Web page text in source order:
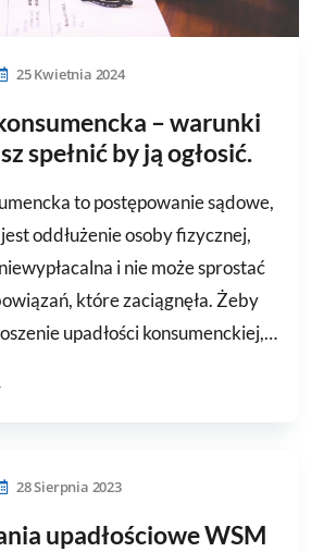
25 Kwietnia 2024
– warunki
spełnić by ją ogłosić.
to postępowanie sądowe,
oddłużenie osoby fizycznej,
i nie może sprostać
które zaciągnęła. Żeby
upadłości konsumenckiej,…
28 Sierpnia 2023
upadłościowe WSM